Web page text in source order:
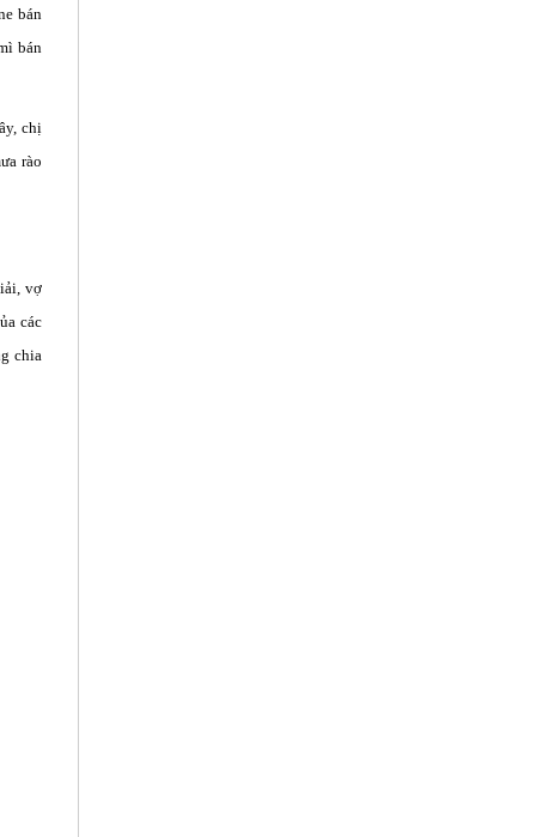
bán
bán
chị
rào
vợ
các
chia